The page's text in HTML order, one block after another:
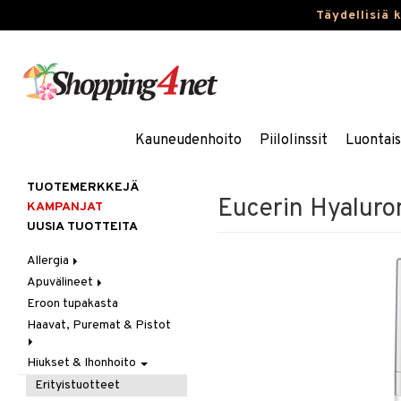
Täydellisiä
Kauneudenhoito Piilolinssit
Eucerin
TUOTEMERKKEJÄ
KAMPANJAT
UUSIA TUOTTEITA
Allergia
Nenäsuihkeet
Silmätipat
Apuvälineet
Hygienia
Kävely & Seisominen
Saa kiinni & Ylety
Eroon tupakasta
Haavat, Puremat & Pistot
Ensiapu
Haavat
Hiukset & Ihonhoito
Erityistuotteet